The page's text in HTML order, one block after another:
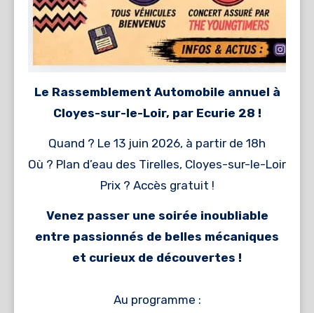
Le Rassemblement Automobile annuel à
Cloyes-sur-le-Loir, par Ecurie 28 !
Quand ? Le 13 juin 2026, à partir de 18h
Où ? Plan d’eau des Tirelles, Cloyes-sur-le-Loir
Prix ? Accès gratuit !
Venez passer une soirée inoubliable
entre passionnés de belles mécaniques
et curieux de découvertes !
Au programme :